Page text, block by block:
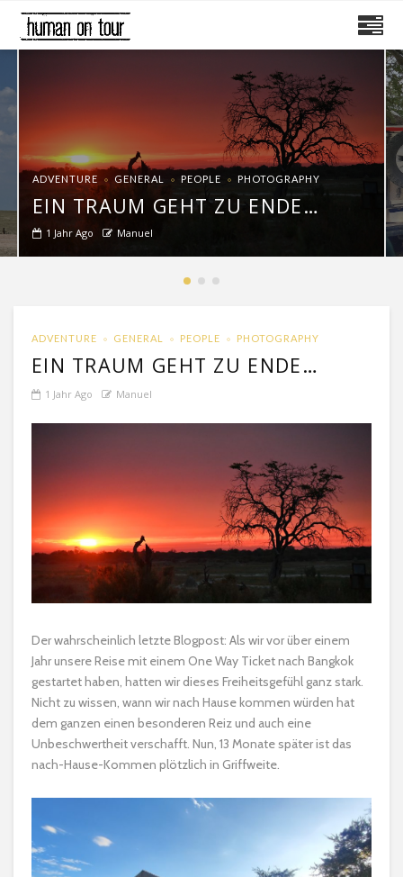
ADVENTURE GENERAL PEOPLE PHOTOGRAPHY
EIN TRAUM GEHT ZU ENDE…
1 Jahr Ago Manuel
ADVENTURE GENERAL PEOPLE PHOTOGRAPHY
EIN TRAUM GEHT ZU ENDE…
1 Jahr Ago Manuel
Der wahrscheinlich letzte Blogpost: Als wir vor über einem
Jahr unsere Reise mit einem One Way Ticket nach Bangkok
gestartet haben, hatten wir dieses Freiheitsgefühl ganz stark.
Nicht zu wissen, wann wir nach Hause kommen würden hat
dem ganzen einen besonderen Reiz und auch eine
Unbeschwertheit verschafft. Nun, 13 Monate später ist das
nach-Hause-Kommen plötzlich in Griffweite.